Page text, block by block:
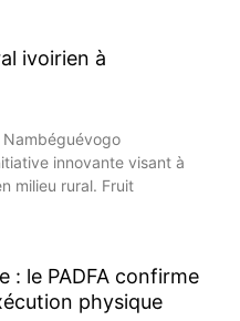
ivoirien à
Nambéguévogo
innovante visant à
milieu rural. Fruit
: le PADFA confirme
physique